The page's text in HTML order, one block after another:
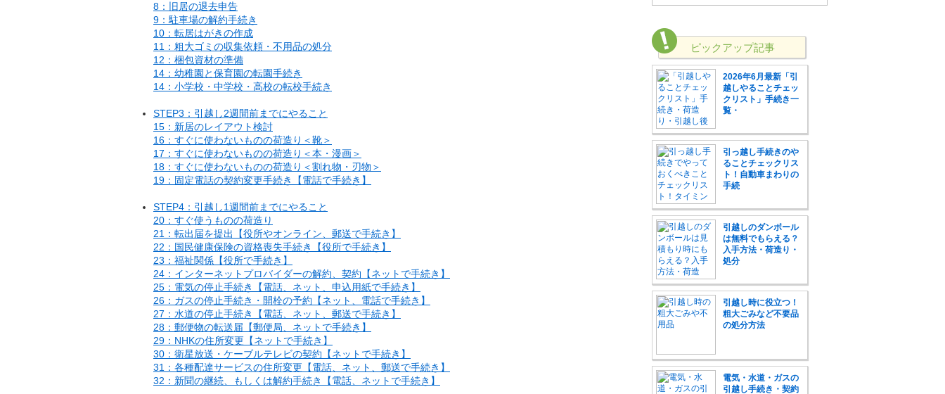
8：旧居の退去申告
9：駐車場の解約手続き
10：転居はがきの作成
11：粗大ゴミの収集依頼・不用品の処分
12：梱包資材の準備
14：幼稚園と保育園の転園手続き
14：小学校・中学校・高校の転校手続き
STEP3：引越し2週間前までにやること
15：新居のレイアウト検討
16：すぐに使わないものの荷造り＜靴＞
17：すぐに使わないものの荷造り＜本・漫画＞
18：すぐに使わないものの荷造り＜割れ物・刃物＞
19：固定電話の契約変更手続き【電話で手続き】
STEP4：引越し1週間前までにやること
20：すぐ使うものの荷造り
21：転出届を提出【役所やオンライン、郵送で手続き】
22：国民健康保険の資格喪失手続き【役所で手続き】
23：福祉関係【役所で手続き】
24：インターネットプロバイダーの解約、契約【ネットで手続き】
25：電気の停止手続き【電話、ネット、申込用紙で手続き】
26：ガスの停止手続き・開栓の予約【ネット、電話で手続き】
27：水道の停止手続き【電話、ネット、郵送で手続き】
28：郵便物の転送届【郵便局、ネットで手続き】
29：NHKの住所変更【ネットで手続き】
30：衛星放送・ケーブルテレビの契約【ネットで手続き】
31：各種配達サービスの住所変更【電話、ネット、郵送で手続き】
32：新聞の継続、もしくは解約手続き【電話、ネットで手続き】
ピックアップ記事
2026年6月最新「引
越しやることチェッ
クリスト」手続き一
覧・
引っ越し手続きのや
ることチェックリス
ト！自動車まわりの
手続
引越しのダンボール
は無料でもらえる？
入手方法・荷造り・
処分
引越し時に役立つ！
粗大ごみなど不要品
の処分方法
電気・水道・ガスの
引越し手続き・契約